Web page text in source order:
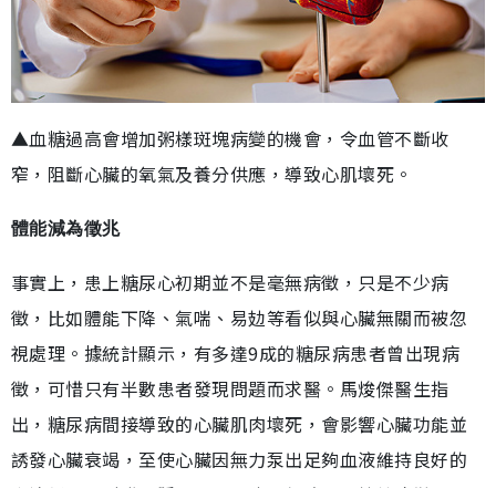
▲血糖過高會增加粥樣斑塊病變的機會，令血管不斷收
窄，阻斷心臟的氧氣及養分供應，導致心肌壞死。
體能減為徵兆
事實上，患上糖尿心初期並不是毫無病徵，只是不少病
徵，比如體能下降、氣喘、易攰等看似與心臟無關而被忽
視處理。據統計顯示，有多達9成的糖尿病患者曾出現病
徵，可惜只有半數患者發現問題而求醫。馬焌傑醫生指
出，糖尿病間接導致的心臟肌肉壞死，會影響心臟功能並
誘發心臟衰竭，至使心臟因無力泵出足夠血液維持良好的